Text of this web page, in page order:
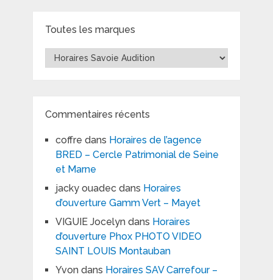
Toutes les marques
Toutes
les
Commentaires récents
coffre dans Horaires de l’agence
BRED – Cercle Patrimonial de Seine
et Marne
jacky ouadecdans Horaires
d’ouverture Gamm Vert – Mayet
VIGUIE Jocelyndans Horaires
d’ouverture Phox PHOTO VIDEO
SAINT LOUIS Montauban
Yvondans Horaires SAV Carrefour –